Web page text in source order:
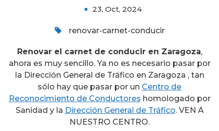
23, Oct, 2024
renovar-carnet-conducir
Renovar el carnet de conducir en Zaragoza,
ahora es muy sencillo. Ya no es necesario pasar por
la Dirección General de Tráfico en Zaragoza , tan
sólo hay que pasar por un Centro de
Reconocimiento de Conductores homologado por
Sanidad y la Dirección General de Tráfico. VEN A
NUESTRO CENTRO.